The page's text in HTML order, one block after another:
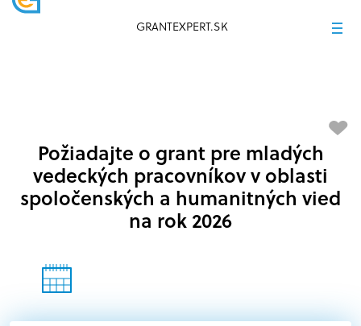
GRANTEXPERT.SK
Požiadajte o grant pre mladých
vedeckých pracovníkov v oblasti
spoločenských a humanitných vied
na rok 2026